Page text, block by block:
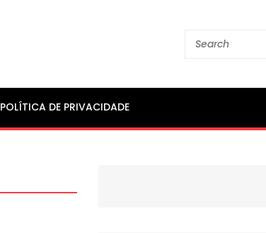
Search
POLÍTICA DE PRIVACIDADE